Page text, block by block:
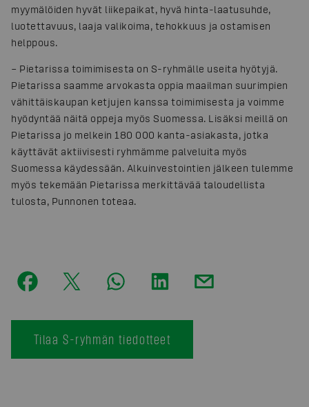
myymälöiden hyvät liikepaikat, hyvä hinta-laatusuhde,
luotettavuus, laaja valikoima, tehokkuus ja ostamisen
helppous.
– Pietarissa toimimisesta on S-ryhmälle useita hyötyjä.
Pietarissa saamme arvokasta oppia maailman suurimpien
vähittäiskaupan ketjujen kanssa toimimisesta ja voimme
hyödyntää näitä oppeja myös Suomessa. Lisäksi meillä on
Pietarissa jo melkein 180 000 kanta-asiakasta, jotka
käyttävät aktiivisesti ryhmämme palveluita myös
Suomessa käydessään. Alkuinvestointien jälkeen tulemme
myös tekemään Pietarissa merkittävää taloudellista
tulosta, Punnonen toteaa.
Tilaa S-ryhmän tiedotteet